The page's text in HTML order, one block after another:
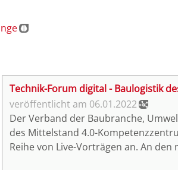
Technik-Forum digital - Baulogistik
06.01.2022
Der Verband der Baubranche,
des Mittelstand 4.0-
Reihe von Live-Vorträgen an. An